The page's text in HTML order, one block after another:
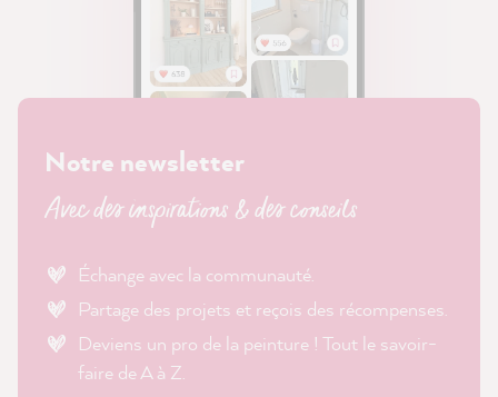
Notre newsletter
Avec des inspirations & des conseils
Échange avec la communauté.
Partage des projets et reçois des récompenses.
Deviens un pro de la peinture ! Tout le savoir-
faire de A à Z.